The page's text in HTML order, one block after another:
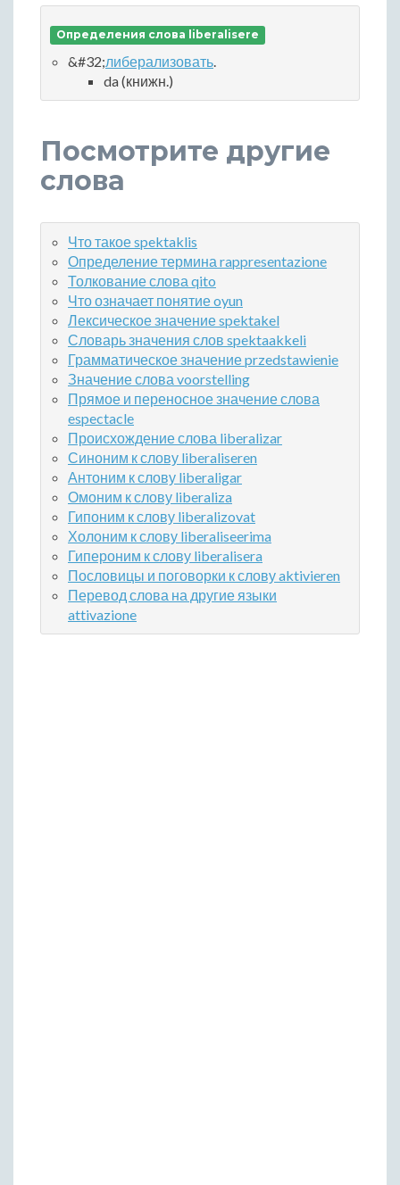
Определения слова liberalisere
&#32;либерализовать.
da (книжн.)
Посмотрите другие
слова
Что такое spektaklis
Определение термина rappresentazione
Толкование слова qito
Что означает понятие oyun
Лексическое значение spektakel
Словарь значения слов spektaakkeli
Грамматическое значение przedstawienie
Значение слова voorstelling
Прямое и переносное значение слова
espectacle
Происхождение слова liberalizar
Синоним к слову liberaliseren
Антоним к слову liberaligar
Омоним к слову liberaliza
Гипоним к слову liberalizovat
Холоним к слову liberaliseerima
Гипероним к слову liberalisera
Пословицы и поговорки к слову aktivieren
Перевод слова на другие языки
attivazione